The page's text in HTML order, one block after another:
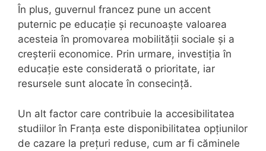
În plus, guvernul francez pune un accent
puternic pe educație și recunoaște valoarea
acesteia în promovarea mobilității sociale și a
creșterii economice. Prin urmare, investiția în
educație este considerată o prioritate, iar
resursele sunt alocate în consecință.
Un alt factor care contribuie la accesibilitatea
studiilor în Franța este disponibilitatea opțiunilor
de cazare la prețuri reduse, cum ar fi căminele